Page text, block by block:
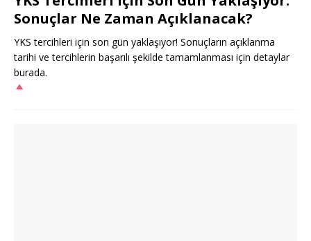
Sonuçlar Ne Zaman Açıklanacak?
YKS tercihleri için son gün yaklaşıyor! Sonuçların açıklanma
tarihi ve tercihlerin başarılı şekilde tamamlanması için detaylar
burada.